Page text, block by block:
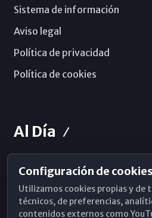
Sistema de información
Aviso legal
Política de privacidad
Política de cookies
Al Día
Horarios de Misa
Hemeroteca
Configuración de cookies
Utilizamos cookies propias y de
técnicos, de preferencias,
contenidos externos como